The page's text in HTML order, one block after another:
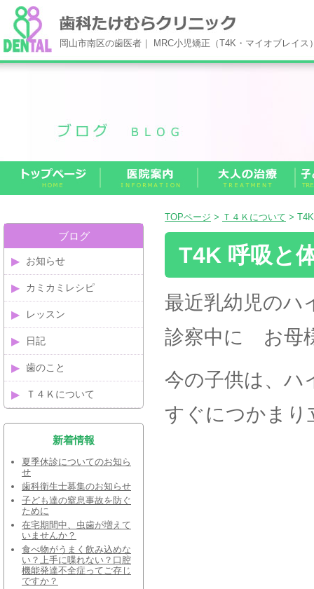
岡山市南区の歯医者｜ MRC小児矯正（T4K・マイオブレイ
TOPページ > Ｔ４Ｋについて >
T4K 呼吸と
最近乳幼児のハ
診察中に お母
今の子供は、ハ
すぐにつかまり
ブログ
お知らせ
カミカミレシピ
レッスン
日記
歯のこと
Ｔ４Ｋについて
新着情報
夏季休診についてのお知ら
せ
歯科衛生士募集のお知らせ
子ども達の窒息事故を防ぐ
ために
在宅期間中、虫歯が増えて
いませんか？
食べ物がうまく飲み込めな
い？上手に喋れない？口腔
機能発達不全症ってご存じ
ですか？